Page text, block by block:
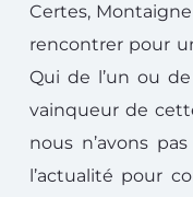
Certes,
rencontrer pour
Qui de l’un ou de
vainqueur de
nous n’avons
l’actualité pour